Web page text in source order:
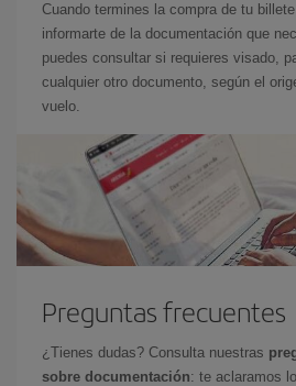
Cuando termines la compra de tu
informarte de la documentación que
puedes consultar si requieres visado,
cualquier otro documento, según el
vuelo.
Preguntas frecuentes
¿Tienes dudas? Consulta nuestras
sobre documentación: te aclaramos